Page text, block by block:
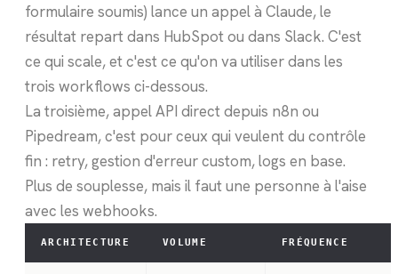
formulaire soumis) lance un appel à Claude, le
résultat repart dans HubSpot ou dans Slack. C'est
ce qui scale, et c'est ce qu'on va utiliser dans les
trois workflows ci-dessous.
La troisième, appel API direct depuis n8n ou
Pipedream, c'est pour ceux qui veulent du contrôle
fin : retry, gestion d'erreur custom, logs en base.
Plus de souplesse, mais il faut une personne à l'aise
avec les webhooks.
ARCHITECTURE VOLUME FRÉQUENCE